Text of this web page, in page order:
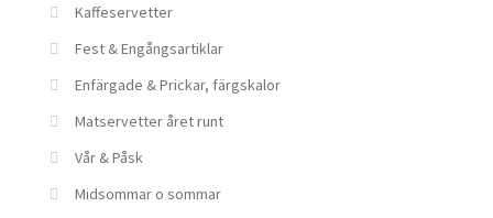
Kaffeservetter
Fest & Engångsartiklar
Enfärgade & Prickar, färgskalor
Matservetter året runt
Vår & Påsk
Midsommar o sommar